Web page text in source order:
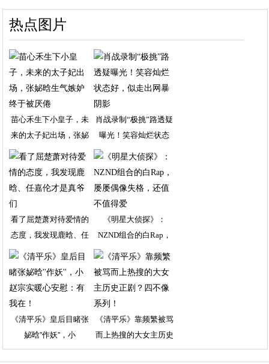
热点图片
苗心禾生下小皇子，未
来的太子妃出场，张妼
肖战录制“极挑”路透疑
曝光！笑容灿烂状态
看了屈楚萧对待爱情的
态度，我发现鹿晗、任
《明星大侦探》：
NZND组合的白Rap，
《清平乐》皇后目睹张
妼晗''作妖''，小
《清平乐》靠频繁被骂
而上热搜的大女主历史